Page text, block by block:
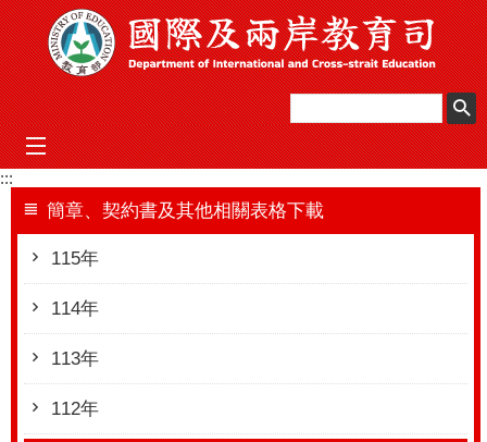
跳到主要內容區塊
mobile_menu
:::
簡章、契約書及其他相關表格下載
115年
114年
113年
112年